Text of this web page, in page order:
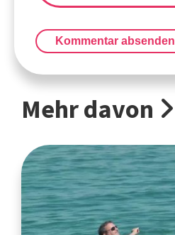
Kommentar absenden
Mehr davon